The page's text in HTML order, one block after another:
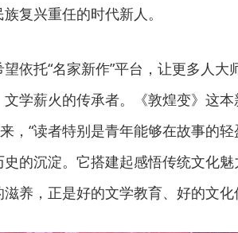
复兴重任的时代新人。
依托“名家新作”平台，让更多人
学薪火的传承者。《敦煌变》这
，“读者特别是青年能够在故事的
的沉淀。它搭建起感悟传统文化
养，正是好的文学教育、好的文化